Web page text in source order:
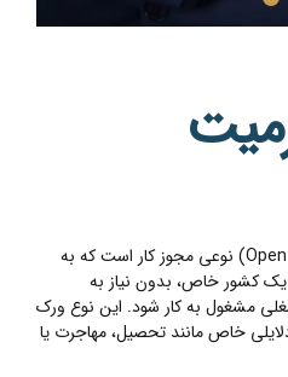
اپن ورک پرمیت (Open Work Permit) نوعی مجوز کار است که به
یک کشور خاص، بدون نیاز به
مشغول به کار شود. این نوع ورک
خاص مانند تحصیل، مهاجرت یا